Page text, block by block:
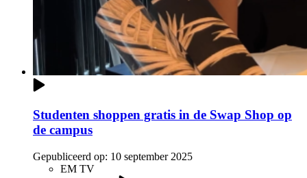
Studenten shoppen gratis in de Swap Shop op
de campus
Gepubliceerd op: 10 september 2025
EM TV